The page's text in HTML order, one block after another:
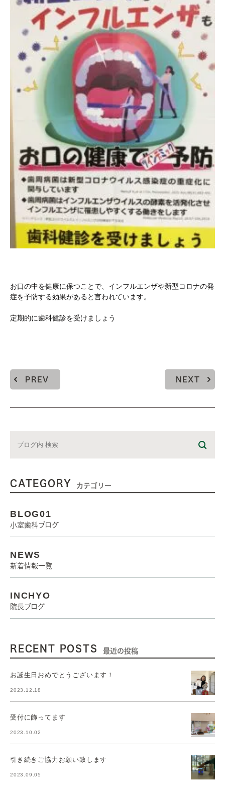
お口の中を健康に保つことで、インフルエンザや新型コロナの発
症を予防する効果があると言われています。
定期的に歯科健診を受けましょう
PREV NEXT
CATEGORY カテゴリー
BLOG01
小室歯科ブログ
NEWS
新着情報一覧
INCHYO
院長ブログ
RECENT POSTS 最近の投稿
お誕生日おめでとうございます！
2023.12.18
受付に飾ってます
2023.10.02
引き続きご協力お願い致します
2023.09.05